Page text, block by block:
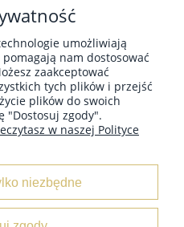
pasma And.
części runa. Jest
późniejszym użytkowaniu.
w dotyku, że nie
z rąk. Ta włóczka świetnie
szaliki, rękawiczki, koce
umożliwiają
nam dostosować
zaakceptować
tych plików i przejść
plików do swoich
"Dostosuj zgody".
w naszej Polityce
niezbędne